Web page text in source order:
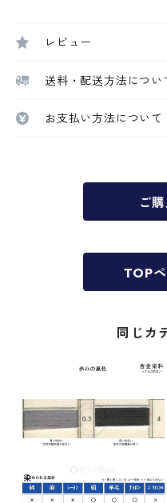
レビュー
送料・配送方法につい
お支払い方法について
ご
TOP
同じカ